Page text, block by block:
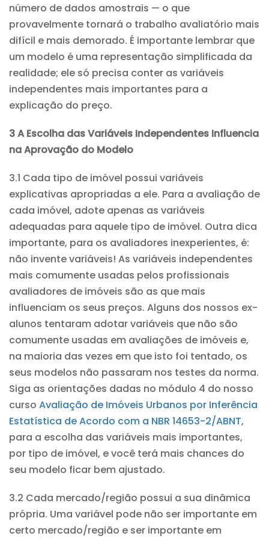
número de dados amostrais — o que
provavelmente tornará o trabalho avaliatório mais
difícil e mais demorado. É importante lembrar que
um modelo é uma representação simplificada da
realidade; ele só precisa conter as variáveis
independentes mais importantes para a
explicação do preço.
3 A Escolha das Variáveis Independentes Influencia
na Aprovação do Modelo
3.1 Cada tipo de imóvel possui variáveis
explicativas apropriadas a ele. Para a avaliação de
cada imóvel, adote apenas as variáveis
adequadas para aquele tipo de imóvel. Outra dica
importante, para os avaliadores inexperientes, é:
não invente variáveis! As variáveis independentes
mais comumente usadas pelos profissionais
avaliadores de imóveis são as que mais
influenciam os seus preços. Alguns dos nossos ex-
alunos tentaram adotar variáveis que não são
comumente usadas em avaliações de imóveis e,
na maioria das vezes em que isto foi tentado, os
seus modelos não passaram nos testes da norma.
Siga as orientações dadas no módulo 4 do nosso
curso Avaliação de Imóveis Urbanos por Inferência
Estatística de Acordo com a NBR 14653-2/ABNT,
para a escolha das variáveis mais importantes,
por tipo de imóvel, e você terá mais chances do
seu modelo ficar bem ajustado.
3.2 Cada mercado/região possui a sua dinâmica
própria. Uma variável pode não ser importante em
certo mercado/região e ser importante em